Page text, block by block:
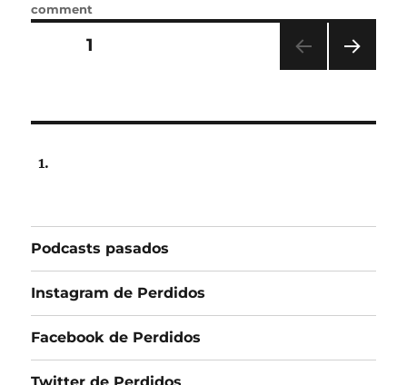
comment
Podcast
lunes
Posts
PAGE1
E
Podcasts pasados
Instagram de Perdidos
Facebook de Perdidos